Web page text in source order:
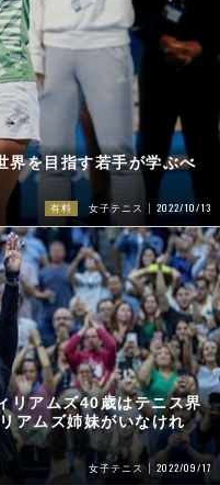
界を目指す若手が学ぶべ
有料 女子テニス 2022/10/13
リアムズ40歳はテニス界
アムズ姉妹がいなけれ
女子テニス 2022/09/17